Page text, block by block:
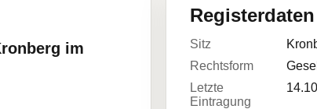
im
Registerdaten
Sitz
Rechtsform
Letzte
Eintragung